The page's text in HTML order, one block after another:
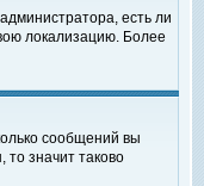
есть ли
локализацию. Более
сообщений вы
значит таково